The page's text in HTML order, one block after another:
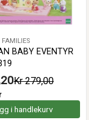
BABY EVENTYR
Kr 279,00
i handlekurv